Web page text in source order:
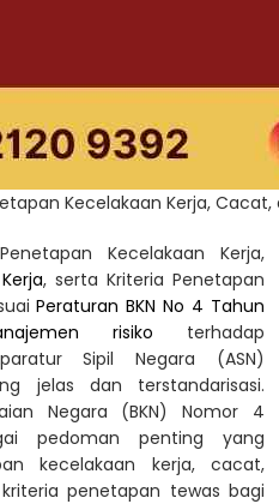
Kecelakaan Kerja,
Kecelakaan Kerja,
, serta Kriteria Penetapan
Peraturan BKN No 4 Tahun
risiko terhadap
Sipil Negara (ASN)
jelas dan terstandarisasi.
Negara (BKN) Nomor 4
pedoman penting yang
kecelakaan kerja, cacat,
penetapan tewas bagi